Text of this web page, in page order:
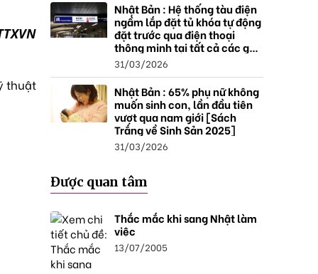
thuật
Nhật Bản : Hệ thống tàu điện
ngầm lắp đặt tủ khóa tự động
đặt trước qua điện thoại
thông minh tại tất cả các ga ,
mở rộng mạng lưới do nhu
cầu tăng.
31/03/2026
Nhật Bản : 65% phụ nữ không
muốn sinh con, lần đầu tiên
vượt qua nam giới [Sách
Trắng về Sinh Sản 2025]
31/03/2026
Được quan tâm
Thắc mắc khi sang Nhật làm
việc
13/07/2005